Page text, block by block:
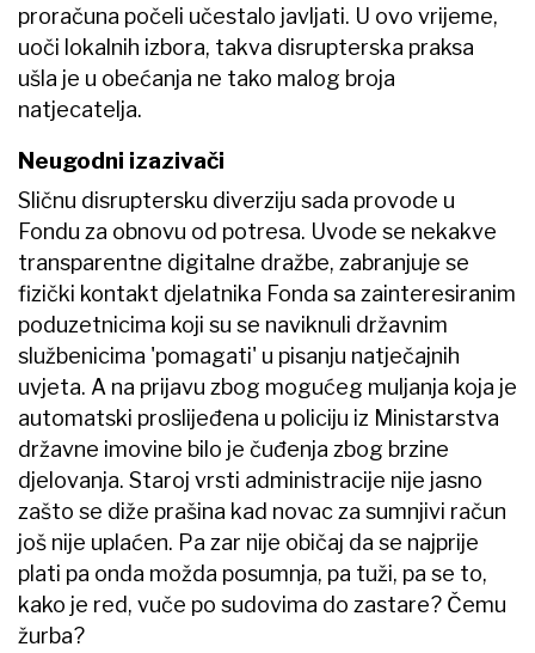
proračuna počeli učestalo javljati. U ovo vrijeme,
uoči lokalnih izbora, takva disrupterska praksa
ušla je u obećanja ne tako malog broja
natjecatelja.
Neugodni izazivači
Sličnu disruptersku diverziju sada provode u
Fondu za obnovu od potresa. Uvode se nekakve
transparentne digitalne dražbe, zabranjuje se
fizički kontakt djelatnika Fonda sa zainteresiranim
poduzetnicima koji su se naviknuli državnim
službenicima 'pomagati' u pisanju natječajnih
uvjeta. A na prijavu zbog mogućeg muljanja koja je
automatski proslijeđena u policiju iz Ministarstva
državne imovine bilo je čuđenja zbog brzine
djelovanja. Staroj vrsti administracije nije jasno
zašto se diže prašina kad novac za sumnjivi račun
još nije uplaćen. Pa zar nije običaj da se najprije
plati pa onda možda posumnja, pa tuži, pa se to,
kako je red, vuče po sudovima do zastare? Čemu
žurba?